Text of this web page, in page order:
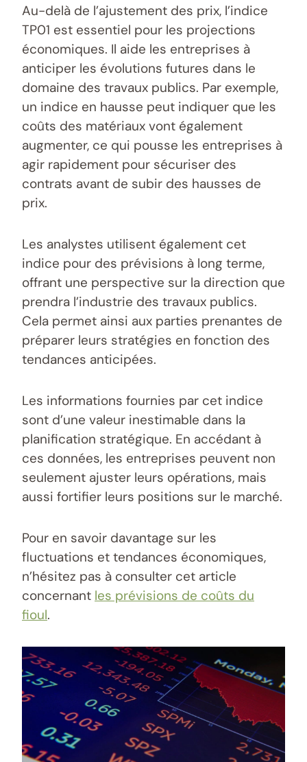
Au-delà de l’ajustement des prix, l’indice
TP01 est essentiel pour les projections
économiques. Il aide les entreprises à
anticiper les évolutions futures dans le
domaine des travaux publics. Par exemple,
un indice en hausse peut indiquer que les
coûts des matériaux vont également
augmenter, ce qui pousse les entreprises à
agir rapidement pour sécuriser des
contrats avant de subir des hausses de
prix.
Les analystes utilisent également cet
indice pour des prévisions à long terme,
offrant une perspective sur la direction que
prendra l’industrie des travaux publics.
Cela permet ainsi aux parties prenantes de
préparer leurs stratégies en fonction des
tendances anticipées.
Les informations fournies par cet indice
sont d’une valeur inestimable dans la
planification stratégique. En accédant à
ces données, les entreprises peuvent non
seulement ajuster leurs opérations, mais
aussi fortifier leurs positions sur le marché.
Pour en savoir davantage sur les
fluctuations et tendances économiques,
n’hésitez pas à consulter cet article
concernant les prévisions de coûts du
fioul.